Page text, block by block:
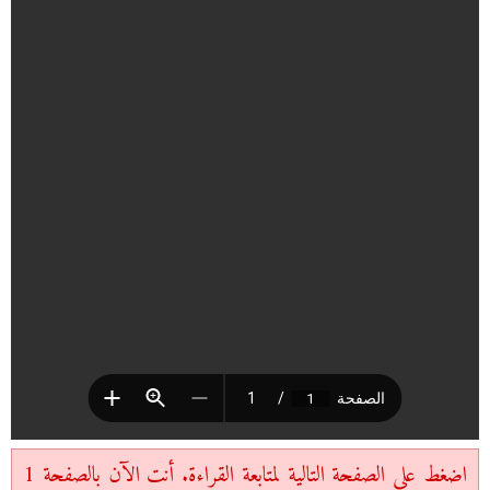
اضغط على الصفحة التالية لمتابعة القراءة. أنت الآن بالصفحة 1